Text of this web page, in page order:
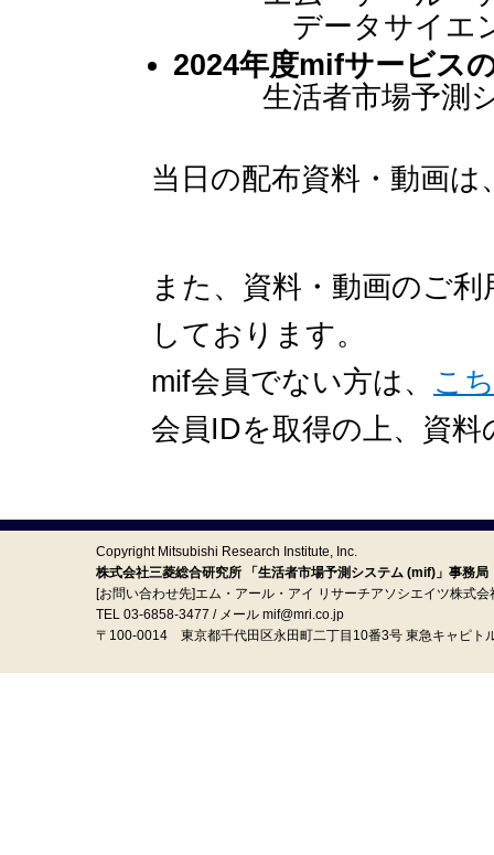
データサイエンス
2024年度mifサービス
生活者市場予測シ
当日の配布資料・動画は
また、資料・動画のご
しております。
mif会員でない方は、 こ
会員IDを取得の上、資
Copyright Mitsubishi Research Institute, Inc.
株式会社三菱総合研究所 「生活者市場予測システム (mif)」事務局
[お問い合わせ先]エム・アール・アイ リサーチアソシエイツ株式会
TEL 03-6858-3477 / メール mif@mri.co.jp
〒100‐0014 東京都千代田区永田町二丁目10番3号 東急キャピト